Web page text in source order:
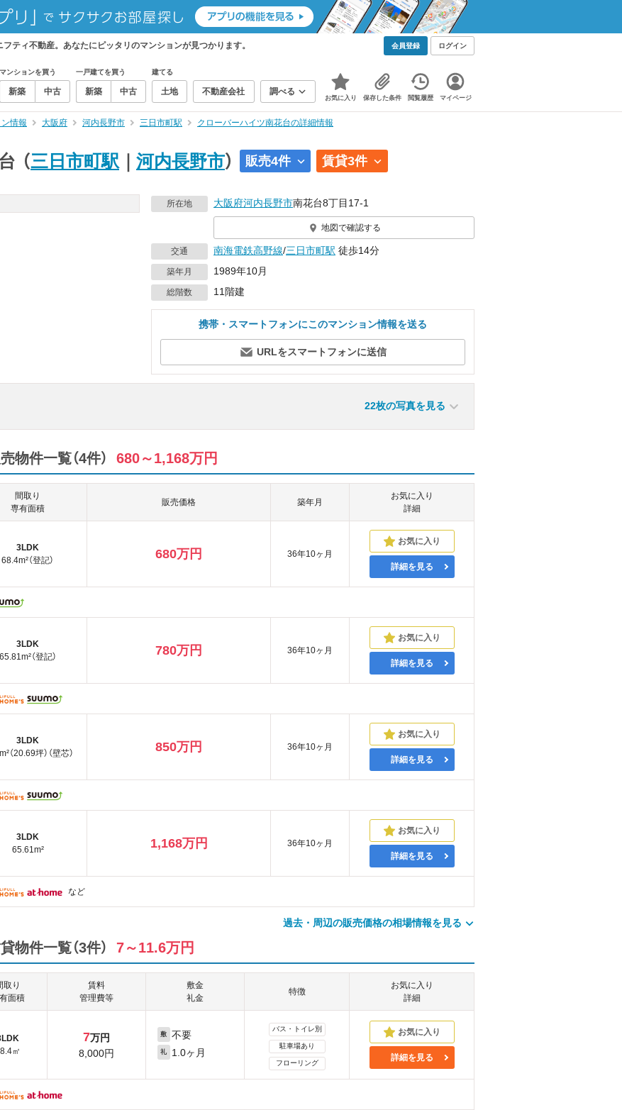
ティ不動産。あなたにピッタリのマンションが見つかります。 会員登録 ログイン
マンションを買う
新築 中古
一戸建てを買う
新築 中古
建てる
土地 不動産会社 調べる
お気に入り 保存した条件 閲覧履歴 マイページ
情報 大阪府 河内長野市 三日市町駅 クローバーハイツ南花台の詳細情報
（三日市町駅 河内長野市） 販売4件 賃貸3件
所在地 大阪府河内長野市南花台8丁目17-1
地図で確認する
交通 南海電鉄高野線/三日市町駅 徒歩14分
築年月 1989年10月
総階数 11階建
携帯・スマートフォンにこのマンション情報を送る
URLをスマートフォンに送信
22枚の写真を見る
件一覧（4件） 680～1,168万円
間取り
専有面積
販売価格 築年月
お気に入り
詳細
3LDK
68.4m²（登記）
680万円
36年10ヶ月
詳細を見る
3LDK
65.81m²（登記）
780万円
36年10ヶ月
詳細を見る
3LDK
（20.69坪）（壁芯）
850万円
36年10ヶ月
詳細を見る
3LDK
65.61m²
1,168万円
36年10ヶ月
詳細を見る
など
過去・周辺の販売価格の相場情報を見る
件一覧（3件） 7～11.6万円
取り
面積
賃料
管理費等
敷金
礼金
特徴
お気に入り
詳細
㎡
7万円
8,000円
敷 不要
礼 1.0ヶ月
バス・トイレ別
駐車場あり
フローリング
詳細を見る